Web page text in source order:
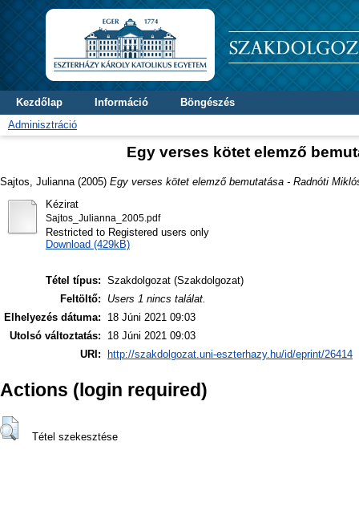
Kezdőlap Információ
Böngészés
Adminisztráció
Egy verses kötet elemző
Sajtos, Julianna (2005) Egy verses kötet elemző bemutatása - Radnóti
Kézirat
Sajtos_Julianna_2005.pdf
Restricted to Registered users only
Download (429kB)
Tétel típus: Szakdolgozat (Szakdolgozat)
Feltöltő:
Users 1 nincs találat.
Elhelyezés dátuma:
18 Júni 2021 09:03
Utolsó változtatás:
18 Júni 2021 09:03
URI:
http://szakdolgozat.uni-eszterhazy.hu/id/eprint/26414
Actions (login required)
Tétel szekesztése